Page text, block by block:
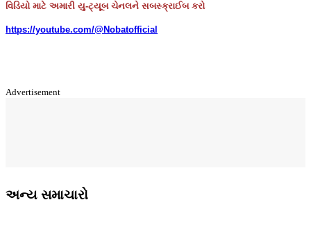
વિડિયો માટે અમારી યુ-ટ્યૂબ ચેનલને સબસ્ક્રાઈબ કરો
https://youtube.com/@Nobatofficial
Advertisement
અન્ય સમાચારો